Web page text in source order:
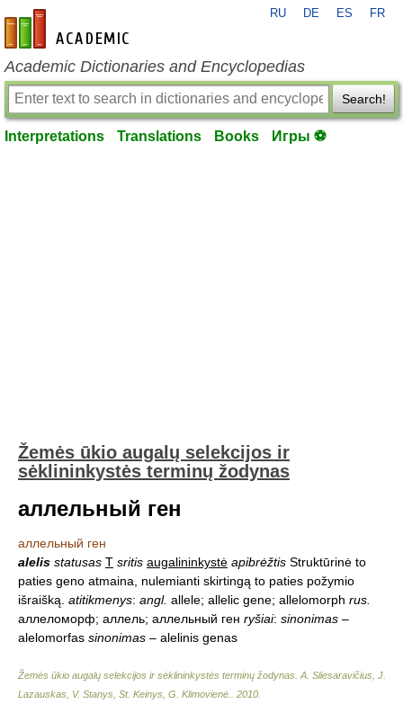
en-academic.com
RU DE ES FR
Academic Dictionaries and Encyclopedias
Search!
Interpretations Translations Books Игры ⚽
Žemės ūkio augalų selekcijos ir
sėklininkystės terminų žodynas
аллельный ген
аллельный ген
alelis statusas T sritis augalininkystė apibrėžtis Struktūrinė to
paties geno atmaina, nulemianti skirtingą to paties požymio
išraišką. atitikmenys: angl. allele; allelic gene; allelomorph rus.
аллеломорф; аллель; аллельный ген ryšiai: sinonimas –
alelomorfas sinonimas – alelinis genas
Žemės ūkio augalų selekcijos ir sėklininkystės terminų žodynas A. Sliesaravičius, J.
Lazauskas, V. Stanys, St. Keinys, G. Klimovienė.
2010